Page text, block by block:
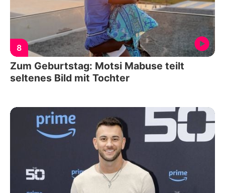
8
Zum Geburtstag: Motsi Mabuse teilt
seltenes Bild mit Tochter